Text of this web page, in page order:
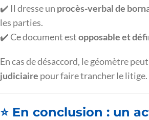
✔️ Il dresse un procès-verbal de
les parties.
✔️ Ce document estopposable et
En cas de désaccord, le géomètre
judiciaire pour faire trancher le litige.
⭐ En conclusion : un